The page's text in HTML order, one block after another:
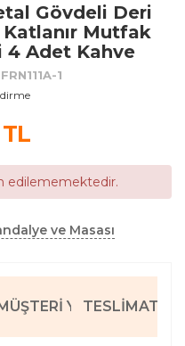
Gövdeli Deri
Mutfak
4 Adet Kahve
1
edilememektedir.
ve Masası
YORUMLARI
TESLIMAT